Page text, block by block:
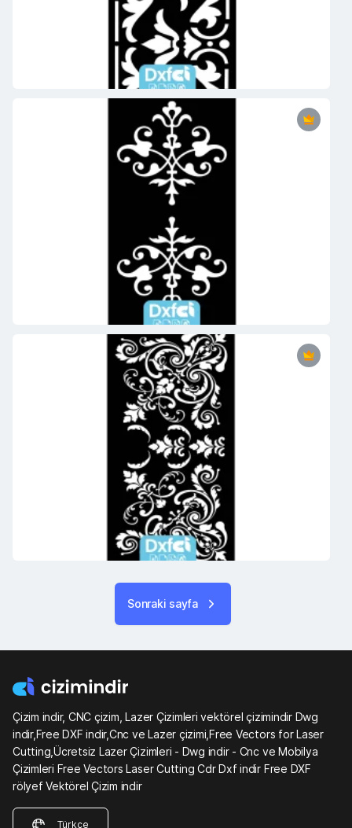
Sonraki sayfa
Çizim indir, CNC çizim, Lazer Çizimleri vektörel çizimindir Dwg
indir,Free DXF indir,Cnc ve Lazer çizimi,Free Vectors for Laser
Cutting,Ücretsiz Lazer Çizimleri - Dwg indir - Cnc ve Mobilya
Çizimleri Free Vectors Laser Cutting Cdr Dxf indir Free DXF
rölyef Vektörel Çizim indir
Türkçe